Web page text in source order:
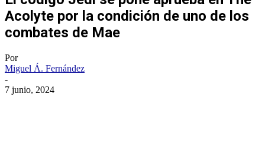
Acolyte por la condición de uno de los
combates de Mae
Por
Miguel Á. Fernández
-
7 junio, 2024